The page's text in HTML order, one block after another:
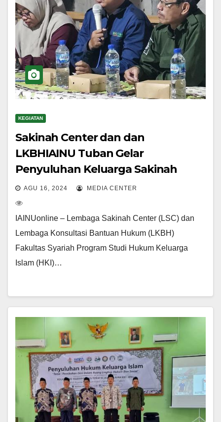
KEGIATAN
Sakinah Center dan dan
LKBHIAINU Tuban Gelar
Penyuluhan Keluarga Sakinah
AGU 16, 2024 MEDIA CENTER
IAINUonline – Lembaga Sakinah Center (LSC) dan
Lembaga Konsultasi Bantuan Hukum (LKBH)
Fakultas Syariah Program Studi Hukum Keluarga
Islam (HKI)…